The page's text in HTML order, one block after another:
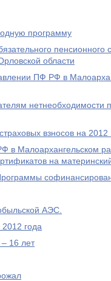
программу
области
ПФ РФ в
нетнеобходимости
взносов на 2012
Малоархангельском
на
АЭС.
года
16 лет